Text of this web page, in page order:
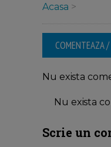
Acasa >
COMENTEAZA
Nu exista
Nu exista
Scrie un